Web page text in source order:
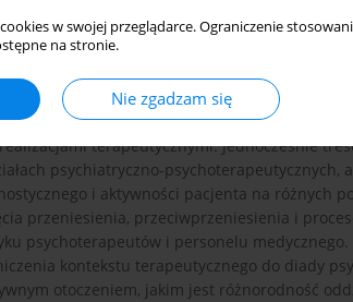
w swojej przeglądarce. Ograniczenie
na stronie.
Nie zgadzam się
Leczenia Zaburzeń Lękowych i
strategii do tworzenia właściwego
terapeutycznymi. Jednocześnie
psychiatryczno-psychoterapeutycznych,
i aktywności pacjenta na różnych
przeniesienia, przeciwprzeniesienia i
psychoterapeutów i personelu medycznego.
kontekstu terapeutycznego do diady
otoczeniem, jakim jest różnorodność